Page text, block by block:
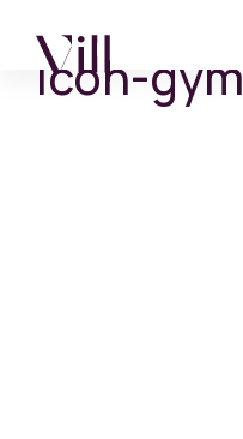
icon-gym